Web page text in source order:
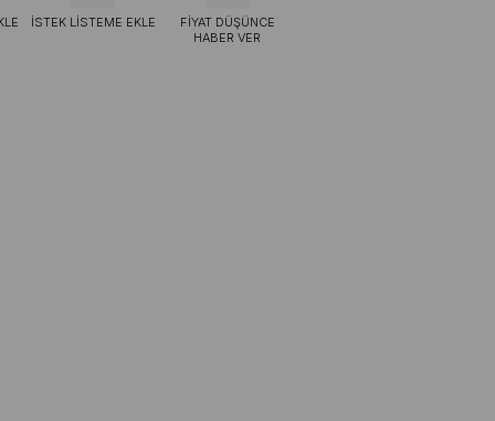
İSTEK LISTEME EKLE
FIYAT DÜŞÜNCE
HABER VER